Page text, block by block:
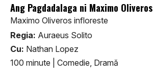
Ang Pagdadalaga ni Maximo Oliveros
Maximo Oliveros infloreste
Regia: Auraeus Solito
Cu: Nathan Lopez
100 minute
Comedie, Dramă